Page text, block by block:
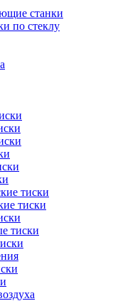
станки
по стеклу
тиски
тиски
тиски